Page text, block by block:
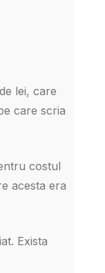
lei, care
care scria
costul
acesta era
Exista